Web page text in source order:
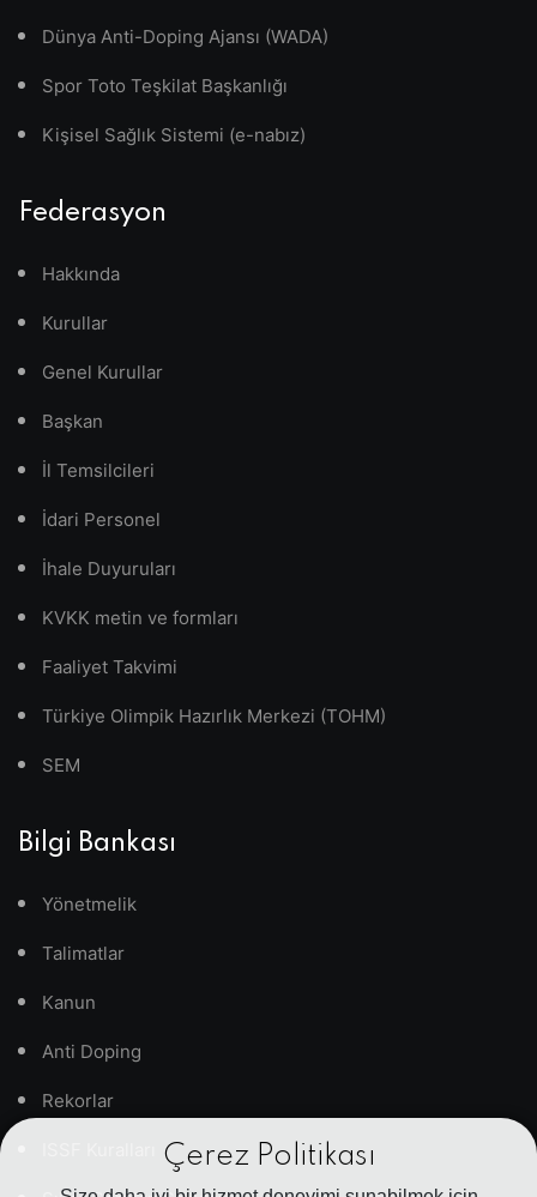
Çerez Politikası
Dünya Anti-Doping Ajansı (WADA)
Spor Toto Teşkilat Başkanlığı
Kişisel Sağlık Sistemi (e-nabız)
Federasyon
Hakkında
Kurullar
Genel Kurullar
Başkan
İl Temsilcileri
İdari Personel
İhale Duyuruları
KVKK metin ve formları
Faaliyet Takvimi
Türkiye Olimpik Hazırlık Merkezi (TOHM)
SEM
Bilgi Bankası
Yönetmelik
Talimatlar
Kanun
Anti Doping
Rekorlar